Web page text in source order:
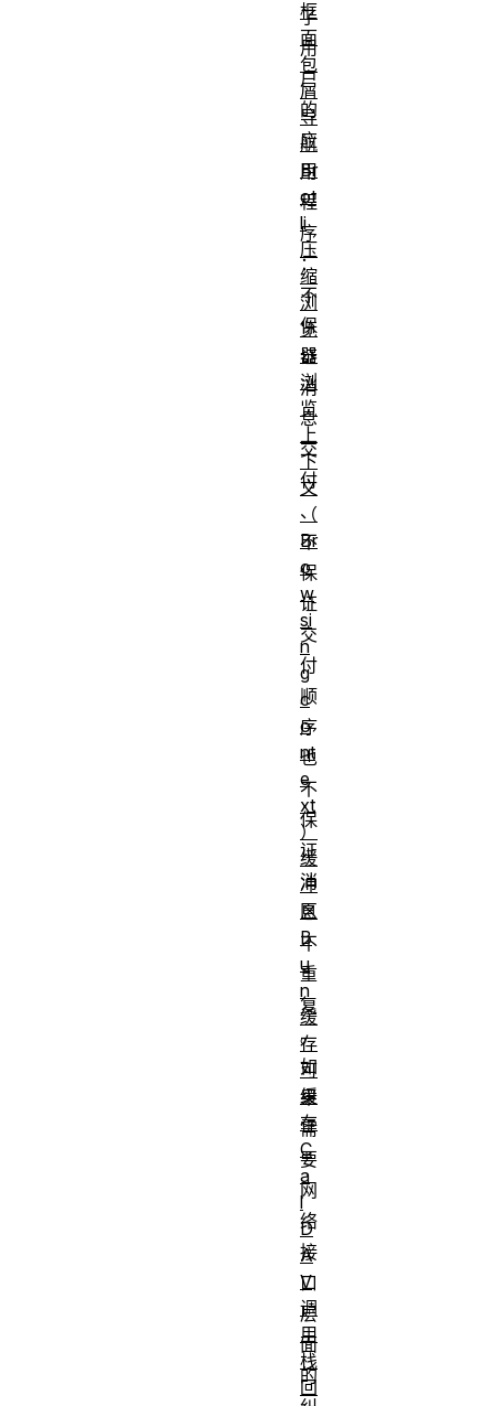
了
用
户
的
应
用
程
序
：
不
保
证
消
息
交
付
、
不
保
证
交
付
顺
序
也
不
保
证
消
息
不
重
复
。
如
果
需
要
网
络
接
口
层
面
的
框
面
包
屑
导
航
Br
ot
li
压
缩
浏
览
器
浏
览
上
下
文
（
Br
o
w
si
n
g
c
o
nt
e
xt
）
缓
冲
区
B
u
n
缓
存
可
缓
存
C
a
l
D
A
V
调
用
栈
回